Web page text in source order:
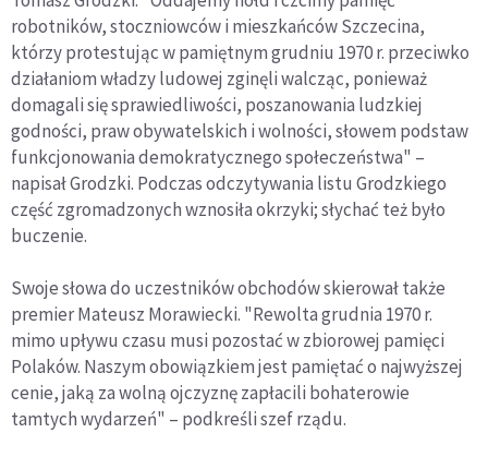
robotników, stoczniowców i mieszkańców Szczecina,
którzy protestując w pamiętnym grudniu 1970 r. przeciwko
działaniom władzy ludowej zginęli walcząc, ponieważ
domagali się sprawiedliwości, poszanowania ludzkiej
godności, praw obywatelskich i wolności, słowem podstaw
funkcjonowania demokratycznego społeczeństwa" –
napisał Grodzki. Podczas odczytywania listu Grodzkiego
część zgromadzonych wznosiła okrzyki; słychać też było
buczenie.
Swoje słowa do uczestników obchodów skierował także
premier Mateusz Morawiecki. "Rewolta grudnia 1970 r.
mimo upływu czasu musi pozostać w zbiorowej pamięci
Polaków. Naszym obowiązkiem jest pamiętać o najwyższej
cenie, jaką za wolną ojczyznę zapłacili bohaterowie
tamtych wydarzeń" – podkreśli szef rządu.